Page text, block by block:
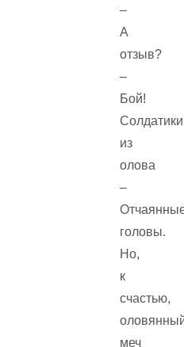
–
А
отзыв?
–
Бой!
Солдатики
из
олова
–
головы.
Но,
к
счастью,
меч